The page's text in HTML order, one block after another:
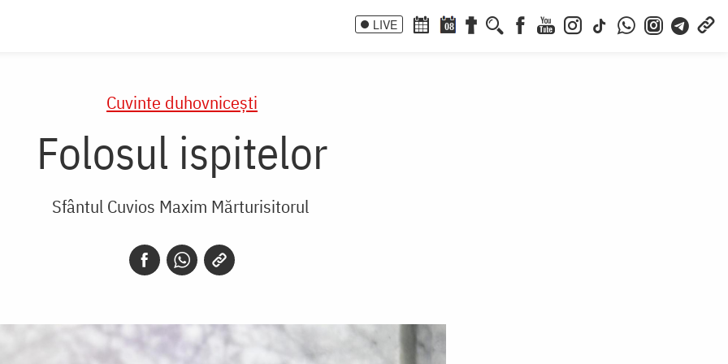
LIVE 08
Cuvinte duhovnicești
Folosul ispitelor
Sfântul Cuvios Maxim Mărturisitorul